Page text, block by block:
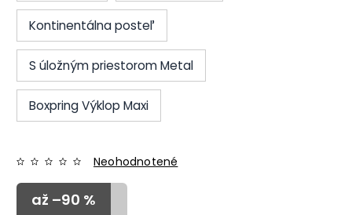
Kontinentálna posteľ
S úložným priestorom Metal
Boxpring Výklop Maxi
Neohodnotené
až –90 %